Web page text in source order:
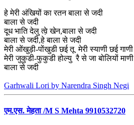
हे मेरी अंखियों का रतन बाला से जदी
बाला से जदी
दूध भाति देलु त्व़े खेन,बाला से जदी
बाला से जदी,हे बाला से जदी
मेरी ओंखुड़ी-पोंखुडी छई तू मेरी स्याणी छई गाणी
मेरी जुकुडी-फुकुडी होल्यु रै से जा बोलियों माणी
बाला से जदी
Garhwali Lori by Narendra Singh Negi
एम.एस. मेहता /M S Mehta 9910532720